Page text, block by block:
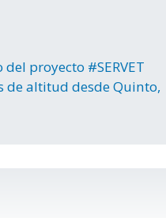
proyecto #SERVET
de altitud desde Quinto,